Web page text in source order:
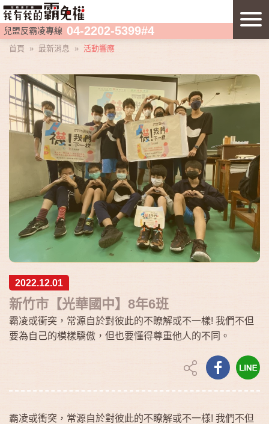
兒盟反霸凌專線 04-2202-5399#4
首頁 » 最新消息 » 活動響應
2022.12.01
新竹市【光華國中】8年6班
霸凌或衝突，常源自於對彼此的不瞭解或不一樣! 我們不但
要為自己的模樣驕傲，但也要懂得尊重他人的不同。
霸凌或衝突，常源自於對彼此的不瞭解或不一樣! 我們不但